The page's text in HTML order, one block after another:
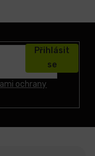
ochrany
Přihlásit
se